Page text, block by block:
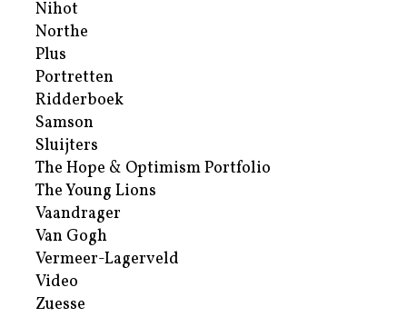
Nihot
Northe
Plus
Portretten
Ridderboek
Samson
Sluijters
The Hope & Optimism Portfolio
The Young Lions
Vaandrager
Van Gogh
Vermeer-Lagerveld
Video
Zuesse